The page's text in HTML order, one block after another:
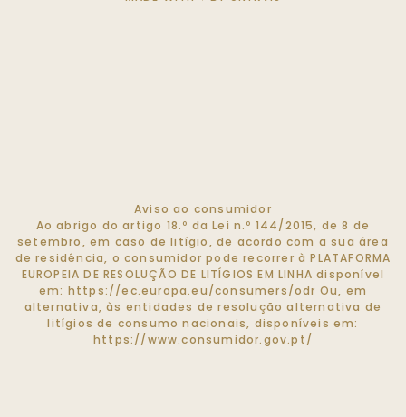
Aviso ao consumidor
Ao abrigo do artigo 18.º da Lei n.º 144/2015, de 8 de
setembro, em caso de litígio, de acordo com a sua área
de residência, o consumidor pode recorrer à PLATAFORMA
EUROPEIA DE RESOLUÇÃO DE LITÍGIOS EM LINHA disponível
em: https://ec.europa.eu/consumers/odr Ou, em
alternativa, às entidades de resolução alternativa de
litígios de consumo nacionais, disponíveis em:
https://www.consumidor.gov.pt/